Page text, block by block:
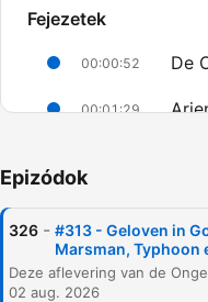
Fejezetek
00:00:52 De
00:01:29
00:12:50
00:15:01
Epizódok
326 - #313 - Geloven in
Marsman, Typhoon
02 aug. 2026